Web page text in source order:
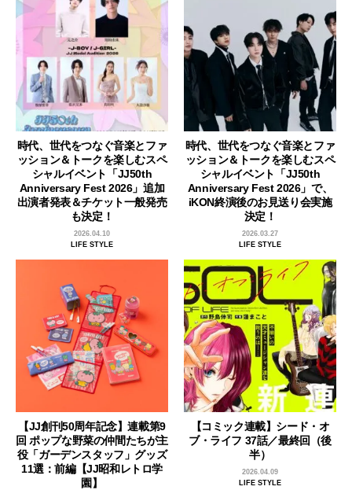
時代、世代をつなぐ音楽とファ
ッション＆トークを楽しむスペ
シャルイベント「JJ50th
Anniversary Fest 2026」追加
出演者発表＆チケット一般発売
も決定！
2026.04.10
LIFE STYLE
時代、世代をつなぐ音楽とファ
ッション＆トークを楽しむスペ
シャルイベント「JJ50th
Anniversary Fest 2026」で、
iKON終演後のお見送り会実施
決定！
2026.03.27
LIFE STYLE
【JJ創刊50周年記念】連載第9
回 ポップな野菜の仲間たちが主
役「ガーデンスタッフ」グッズ
11選：前編【JJ昭和レトロ学
園】
【コミック連載】シード・オ
ブ・ライフ 37話／最終回（後
半）
2026.04.09
LIFE STYLE